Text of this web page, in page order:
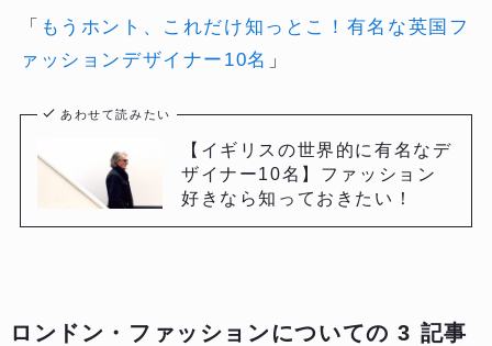
「 もうホント、これだけ知っとこ！有名な英国フ
ァッションデザイナー10名 」
あわせて読みたい
【イギリスの世界的に有名なデ
ザイナー10名】ファッション
好きなら知っておきたい！
ロンドン・ファッションについての 3 記事